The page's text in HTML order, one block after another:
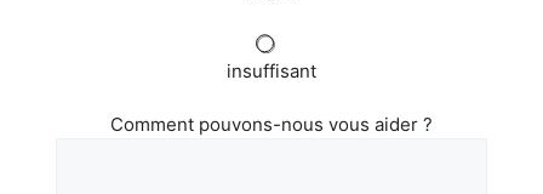
insuffisant
Comment pouvons-nous vous aider ?